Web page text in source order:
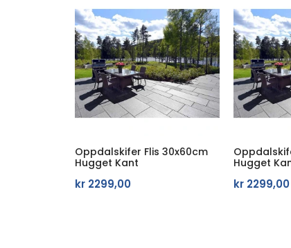
Oppdalskifer Flis 30x60cm
Hugget Kant
kr2299,00
Hugget
kr 2299,00